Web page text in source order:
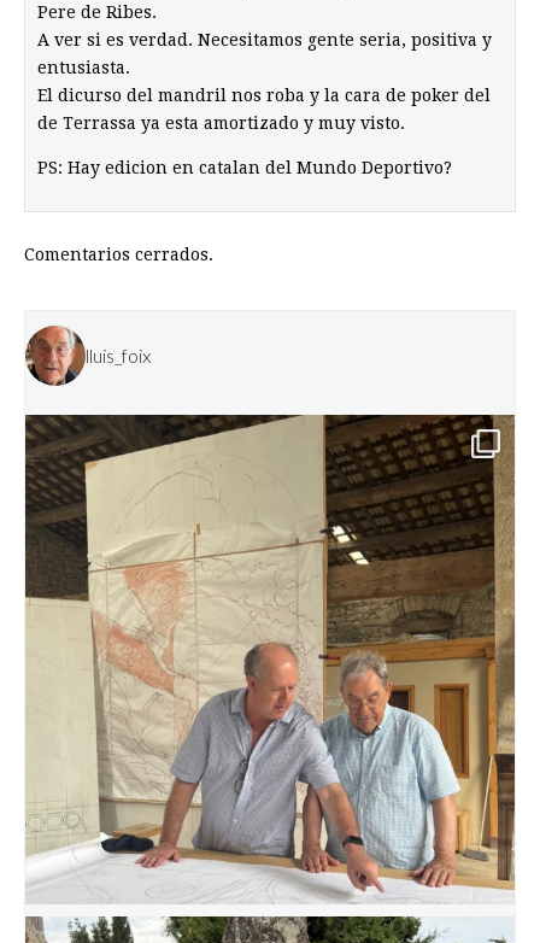
Pere de Ribes.
A ver si es verdad. Necesitamos gente seria, positiva y
entusiasta.
El dicurso del mandril nos roba y la cara de poker del
de Terrassa ya esta amortizado y muy visto.
PS: Hay edicion en catalan del Mundo Deportivo?
Comentarios cerrados.
lluis_foix